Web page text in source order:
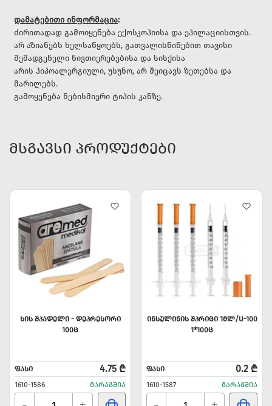
დამატებითი ინფორმაცია:
ძირითადად გამოიყენება ექოსკოპიისა და ეპილაციისთვის.
არ აზიანებს ხელსაწყოებს, გათვალისწინებით თავისი
შემადგენელი ნივთიერებებისა და სისქისა
არის ჰიპოალერგიული, უსუნო, არ შეიცავს ზეთებსა და
მარილებს.
გამოყენება ნებისმიერი ტიპის კანზე.
ᲛᲡᲒᲐᲕᲡᲘ ᲞᲠᲝᲓᲣᲥᲢᲔᲑᲘ
ᲮᲘᲡ ᲨᲞᲐᲓᲔᲚᲘ - ᲓᲔᲞᲠᲔᲡᲝᲠᲘ
100Ც
ᲤᲐᲡᲘ 4.75 ₾
1610-1586 ᲛᲐᲠᲐᲒᲨᲘᲐ
ᲘᲜᲡᲣᲚᲘᲜᲘᲡ ᲨᲞᲠᲘᲪᲘ 1ᲛᲚ/U-100
1*100Ც
ᲤᲐᲡᲘ 0.2 ₾
1610-1587 ᲛᲐᲠᲐᲒᲨᲘᲐ